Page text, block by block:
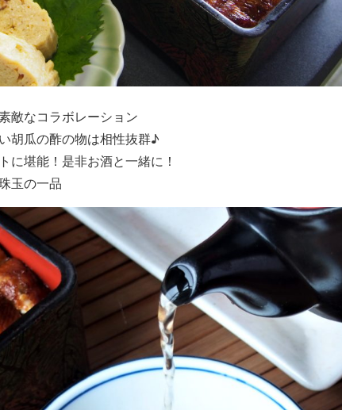
敵なコラボレーション
胡瓜の酢の物は相性抜群♪
堪能！是非お酒と一緒に！
玉の一品